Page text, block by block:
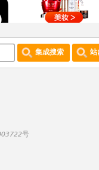
集成搜索 站
号